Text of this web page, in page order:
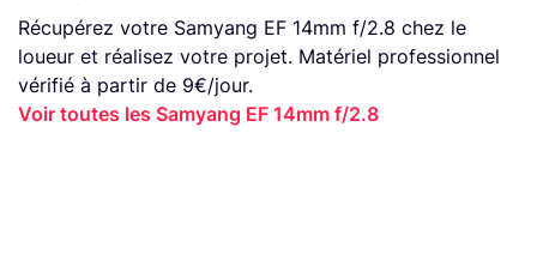
Récupérez votre Samyang EF 14mm f/2.8 chez le
loueur et réalisez votre projet. Matériel professionnel
vérifié à partir de 9€/jour.
Voir toutes les Samyang EF 14mm f/2.8